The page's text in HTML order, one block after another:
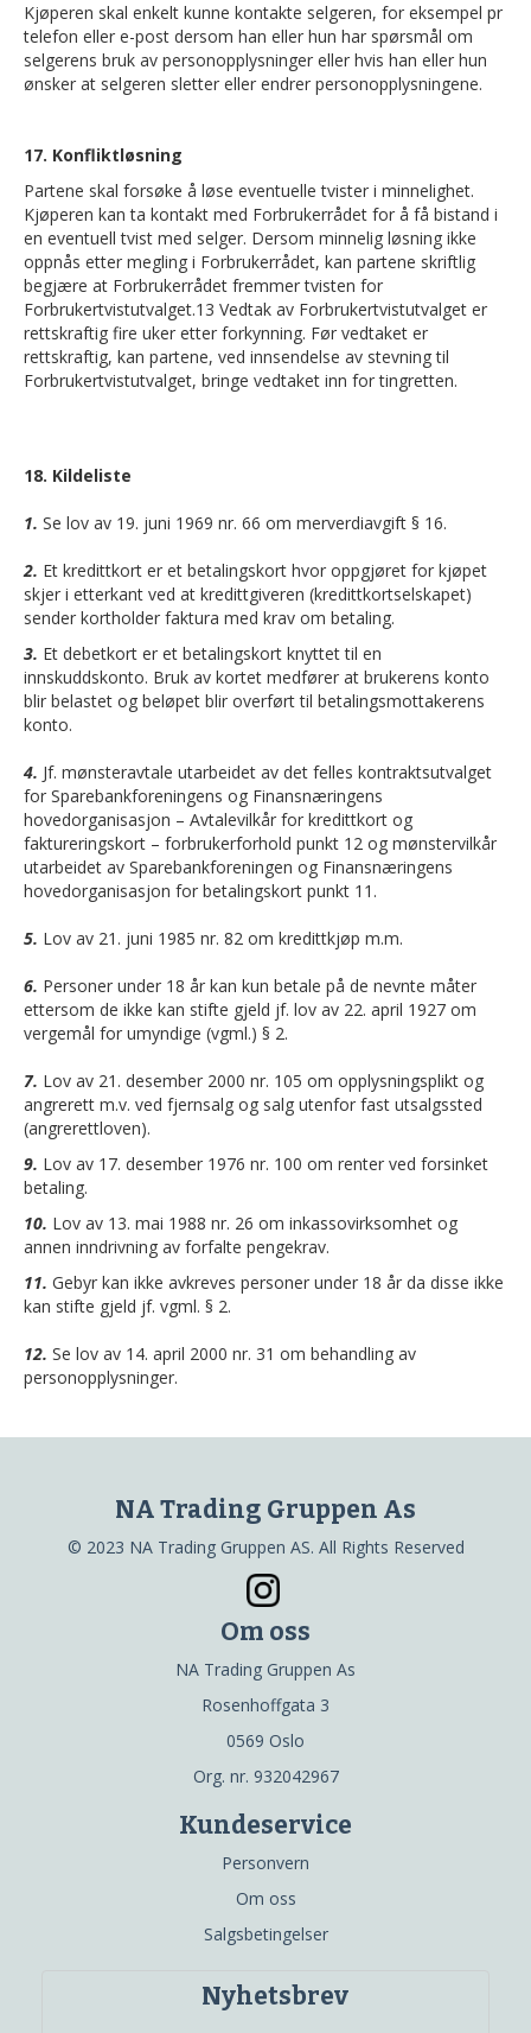
Kjøperen skal enkelt kunne kontakte selgeren, for eksempel pr
telefon eller e-post dersom han eller hun har spørsmål om
selgerens bruk av personopplysninger eller hvis han eller hun
ønsker at selgeren sletter eller endrer personopplysningene.
17. Konfliktløsning
Partene skal forsøke å løse eventuelle tvister i minnelighet.
Kjøperen kan ta kontakt med Forbrukerrådet for å få bistand i
en eventuell tvist med selger. Dersom minnelig løsning ikke
oppnås etter megling i Forbrukerrådet, kan partene skriftlig
begjære at Forbrukerrådet fremmer tvisten for
Forbrukertvistutvalget.13 Vedtak av Forbrukertvistutvalget er
rettskraftig fire uker etter forkynning. Før vedtaket er
rettskraftig, kan partene, ved innsendelse av stevning til
Forbrukertvistutvalget, bringe vedtaket inn for tingretten.
18. Kildeliste
1. Se lov av 19. juni 1969 nr. 66 om merverdiavgift § 16.
2. Et kredittkort er et betalingskort hvor oppgjøret for kjøpet
skjer i etterkant ved at kredittgiveren (kredittkortselskapet)
sender kortholder faktura med krav om betaling.
3. Et debetkort er et betalingskort knyttet til en
innskuddskonto. Bruk av kortet medfører at brukerens konto
blir belastet og beløpet blir overført til betalingsmottakerens
konto.
4. Jf. mønsteravtale utarbeidet av det felles kontraktsutvalget
for Sparebankforeningens og Finansnæringens
hovedorganisasjon – Avtalevilkår for kredittkort og
faktureringskort – forbrukerforhold punkt 12 og mønstervilkår
utarbeidet av Sparebankforeningen og Finansnæringens
hovedorganisasjon for betalingskort punkt 11.
5. Lov av 21. juni 1985 nr. 82 om kredittkjøp m.m.
6. Personer under 18 år kan kun betale på de nevnte måter
ettersom de ikke kan stifte gjeld jf. lov av 22. april 1927 om
vergemål for umyndige (vgml.) § 2.
7. Lov av 21. desember 2000 nr. 105 om opplysningsplikt og
angrerett m.v. ved fjernsalg og salg utenfor fast utsalgssted
(angrerettloven).
9. Lov av 17. desember 1976 nr. 100 om renter ved forsinket
betaling.
10. Lov av 13. mai 1988 nr. 26 om inkassovirksomhet og
annen inndrivning av forfalte pengekrav.
11. Gebyr kan ikke avkreves personer under 18 år da disse ikke
kan stifte gjeld jf. vgml. § 2.
12. Se lov av 14. april 2000 nr. 31 om behandling av
personopplysninger.
NA Trading Gruppen As
© 2023 NA Trading Gruppen AS. All Rights Reserved
Om oss
NA Trading Gruppen As
Rosenhoffgata 3
0569 Oslo
Org. nr. 932042967
Kundeservice
Personvern
Om oss
Salgsbetingelser
Nyhetsbrev